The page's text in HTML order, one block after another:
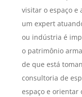
visitar o espaço e
um expert
ou indústria é
o patrimônio
de que está
consultoria de
espaço e orientar